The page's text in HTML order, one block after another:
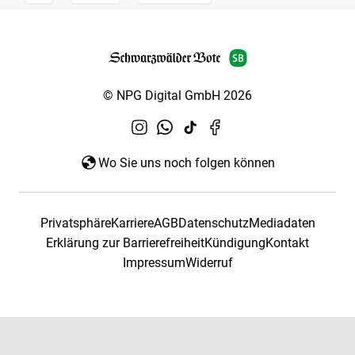
© NPG Digital GmbH 2026
Wo Sie uns noch folgen können
PrivatsphäreKarriereAGBDatenschutzMediadaten
Erklärung zur BarrierefreiheitKündigungKontakt
ImpressumWiderruf